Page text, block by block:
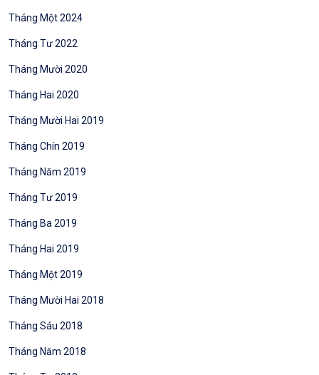
Tháng Một 2024
Tháng Tư 2022
Tháng Mười 2020
Tháng Hai 2020
Tháng Mười Hai 2019
Tháng Chín 2019
Tháng Năm 2019
Tháng Tư 2019
Tháng Ba 2019
Tháng Hai 2019
Tháng Một 2019
Tháng Mười Hai 2018
Tháng Sáu 2018
Tháng Năm 2018